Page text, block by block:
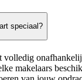
speciaal?
volledig
makelaars